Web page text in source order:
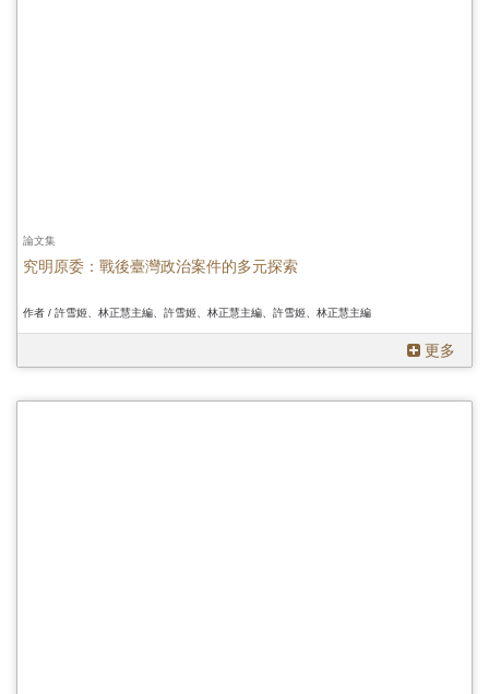
論文集
究明原委：戰後臺灣政治案件的多元探索
作者 / 許雪姬、林正慧主編、許雪姬、林正慧主編、許雪姬、林正慧主編
更多